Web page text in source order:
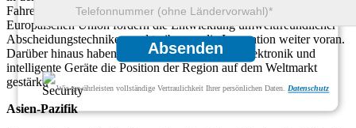
Absenden
Wir gewährleisten vollständige Vertraulichkeit Ihrer persönlichen Daten.Datenschutz
Fahrerassistenzsystemen. Die strengen Umweltvorschriften der
Europäischen Union fördern die Entwicklung umweltfreundlicher
Abscheidungstechniken und treiben so die Innovation weiter voran.
Darüber hinaus haben Investitionen in flexible Elektronik und
intelligente Geräte die Position der Region auf dem Weltmarkt
gestärkt.
Asien-Pazifik